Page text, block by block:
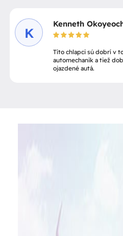
K
Kenneth
Títo chlapci sú dobrí v
automechanik a tiež
ojazdené autá.